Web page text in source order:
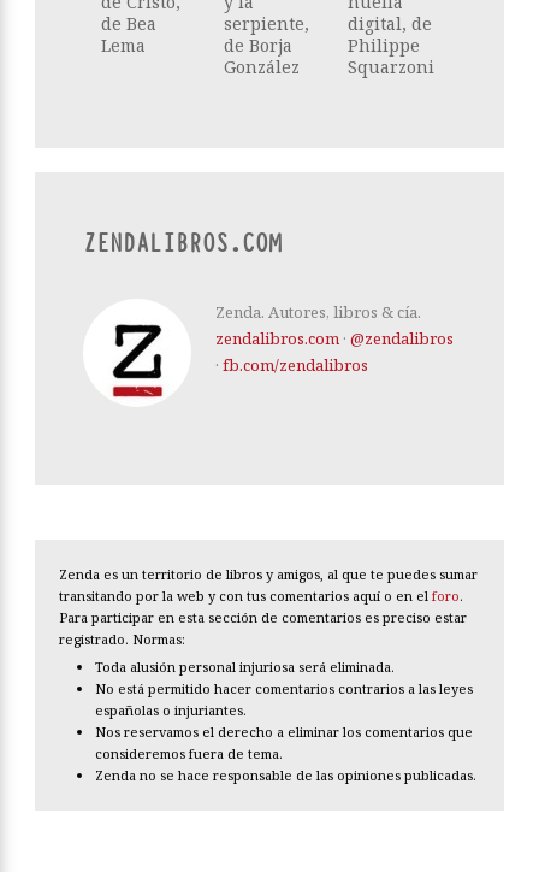
de Bea
Lema
serpiente,
de Borja
González
digital, de
Philippe
Squarzoni
ZENDALIBROS.COM
Zenda. Autores, libros & cía.
zendalibros.com · @zendalibros
· fb.com/zendalibros
Zenda es un territorio de libros y amigos, al que te puedes sumar
transitando por la web y con tus comentarios aquí o en el foro.
Para participar en esta sección de comentarios es preciso estar
registrado. Normas:
Toda alusión personal injuriosa será eliminada.
No está permitido hacer comentarios contrarios a las leyes
españolas o injuriantes.
Nos reservamos el derecho a eliminar los comentarios que
consideremos fuera de tema.
Zenda no se hace responsable de las opiniones publicadas.